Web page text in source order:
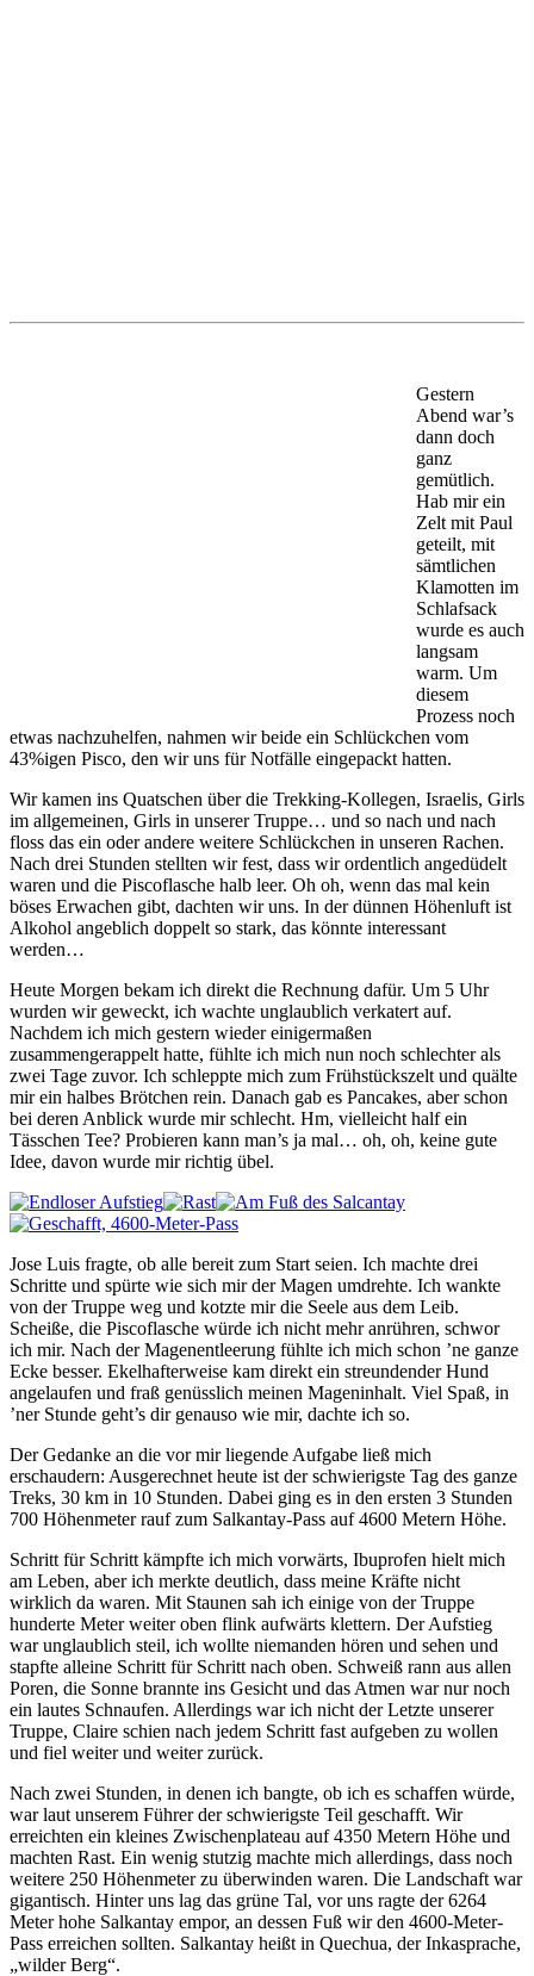
Gestern
Abend war’s
dann doch
ganz
gemütlich.
Hab mir ein
Zelt mit Paul
geteilt, mit
sämtlichen
Klamotten im
Schlafsack
wurde es auch
langsam
warm. Um
diesem
Prozess noch
etwas nachzuhelfen, nahmen wir beide ein Schlückchen vom
43%igen Pisco, den wir uns für Notfälle eingepackt hatten.
Wir kamen ins Quatschen über die Trekking-Kollegen, Israelis, Girls
im allgemeinen, Girls in unserer Truppe… und so nach und nach
floss das ein oder andere weitere Schlückchen in unseren Rachen.
Nach drei Stunden stellten wir fest, dass wir ordentlich angedüdelt
waren und die Piscoflasche halb leer. Oh oh, wenn das mal kein
böses Erwachen gibt, dachten wir uns. In der dünnen Höhenluft ist
Alkohol angeblich doppelt so stark, das könnte interessant
werden…
Heute Morgen bekam ich direkt die Rechnung dafür. Um 5 Uhr
wurden wir geweckt, ich wachte unglaublich verkatert auf.
Nachdem ich mich gestern wieder einigermaßen
zusammengerappelt hatte, fühlte ich mich nun noch schlechter als
zwei Tage zuvor. Ich schleppte mich zum Frühstückszelt und quälte
mir ein halbes Brötchen rein. Danach gab es Pancakes, aber schon
bei deren Anblick wurde mir schlecht. Hm, vielleicht half ein
Tässchen Tee? Probieren kann man’s ja mal… oh, oh, keine gute
Idee, davon wurde mir richtig übel.
Jose Luis fragte, ob alle bereit zum Start seien. Ich machte drei
Schritte und spürte wie sich mir der Magen umdrehte. Ich wankte
von der Truppe weg und kotzte mir die Seele aus dem Leib.
Scheiße, die Piscoflasche würde ich nicht mehr anrühren, schwor
ich mir. Nach der Magenentleerung fühlte ich mich schon ’ne ganze
Ecke besser. Ekelhafterweise kam direkt ein streundender Hund
angelaufen und fraß genüsslich meinen Mageninhalt. Viel Spaß, in
’ner Stunde geht’s dir genauso wie mir, dachte ich so.
Der Gedanke an die vor mir liegende Aufgabe ließ mich
erschaudern: Ausgerechnet heute ist der schwierigste Tag des ganze
Treks, 30 km in 10 Stunden. Dabei ging es in den ersten 3 Stunden
700 Höhenmeter rauf zum Salkantay-Pass auf 4600 Metern Höhe.
Schritt für Schritt kämpfte ich mich vorwärts, Ibuprofen hielt mich
am Leben, aber ich merkte deutlich, dass meine Kräfte nicht
wirklich da waren. Mit Staunen sah ich einige von der Truppe
hunderte Meter weiter oben flink aufwärts klettern. Der Aufstieg
war unglaublich steil, ich wollte niemanden hören und sehen und
stapfte alleine Schritt für Schritt nach oben. Schweiß rann aus allen
Poren, die Sonne brannte ins Gesicht und das Atmen war nur noch
ein lautes Schnaufen. Allerdings war ich nicht der Letzte unserer
Truppe, Claire schien nach jedem Schritt fast aufgeben zu wollen
und fiel weiter und weiter zurück.
Nach zwei Stunden, in denen ich bangte, ob ich es schaffen würde,
war laut unserem Führer der schwierigste Teil geschafft. Wir
erreichten ein kleines Zwischenplateau auf 4350 Metern Höhe und
machten Rast. Ein wenig stutzig machte mich allerdings, dass noch
weitere 250 Höhenmeter zu überwinden waren. Die Landschaft war
gigantisch. Hinter uns lag das grüne Tal, vor uns ragte der 6264
Meter hohe Salkantay empor, an dessen Fuß wir den 4600-Meter-
Pass erreichen sollten. Salkantay heißt in Quechua, der Inkasprache,
„wilder Berg“.